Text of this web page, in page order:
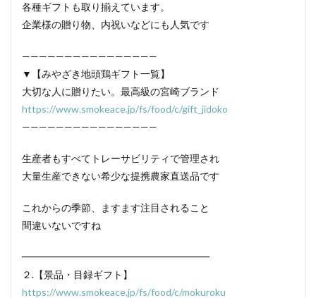
各種ギフトも取り揃えています。
企業様の贈り物、内祝いなどにも人気です
————————————————
▼【みやざき地頭鶏ギフト一覧】
大切な人に贈りたい。最高級の宮崎ブランド
https://www.smokeace.jp/fs/food/c/gift_jidoko
————————————————
生産者もすべてトレーサビリティで管理され
大量生産できない希少な提携農家直送品です
これからの季節、ますます注目されること
間違いないですね
━━━━━━━━━━━━━━━━━━━
２.【景品・目録ギフト】
https://www.smokeace.jp/fs/food/c/mokuroku